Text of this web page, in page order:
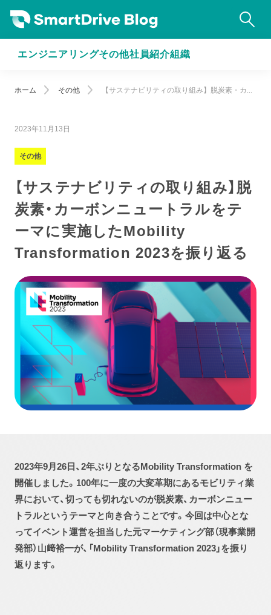
エンジニアリングその他社員紹介組織
ホーム その他 【サステナビリティの取り組み】脱炭素・カ...
2023年11月13日
その他
【サステナビリティの取り組み】脱
炭素・カーボンニュートラルをテ
ーマに実施したMobility
Transformation 2023を振り返る
2023年9月26日、2年ぶりとなるMobility Transformation を
開催しました。100年に一度の大変革期にあるモビリティ業
界において、切っても切れないのが脱炭素、カーボンニュー
トラルというテーマと向き合うことです。今回は中心とな
ってイベント運営を担当した元マーケティング部（現事業開
発部）山﨑裕一が、「Mobility Transformation 2023」を振り
返ります。